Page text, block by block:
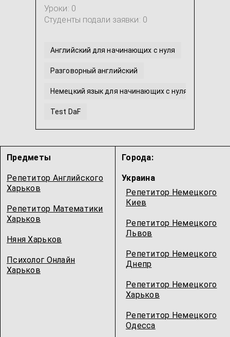
Уроки: 0
Студенты подали заявки: 0
Английский для начинающих с нуля
Разговорный английский
Немецкий язык для начинающих с нуля
Test DaF
Интенсивный английский
Немецкий язык для школьников
...
Предметы
Репетитор Английского
Харьков
Репетитор Математики
Харьков
Няня Харьков
Психолог Онлайн
Харьков
Города:
Украина
Репетитор Немецкого
Киев
Репетитор Немецкого
Львов
Репетитор Немецкого
Днепр
Репетитор Немецкого
Харьков
Репетитор Немецкого
Одесcа